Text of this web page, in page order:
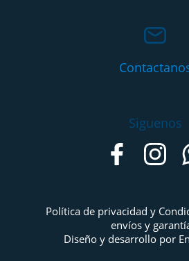
Siguenos
Política de privacidad y
envíos y
Diseño y desarrollo por